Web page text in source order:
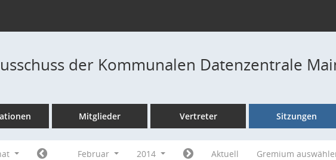
der Kommunalen Datenzentrale
Mitglieder Vertreter Sitzungen
Februar 2014 Aktuell Gremium